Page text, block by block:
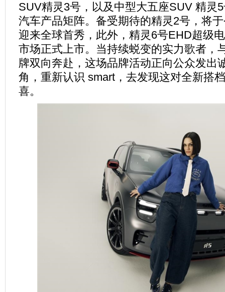
SUV精灵3号，以及中型大五座SUV 精灵
汽车产品矩阵。备受期待的精灵2号，将
迎来全球首秀，此外，精灵6号EHD超级
市场正式上市。当持续蜕变的实力歌者，
牌双向奔赴，这场品牌活动正向公众发出
角，重新认识 smart，去发现这对全新搭
喜。